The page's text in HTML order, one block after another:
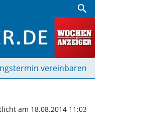
search
vereinbaren
am 18.08.2014 11:03